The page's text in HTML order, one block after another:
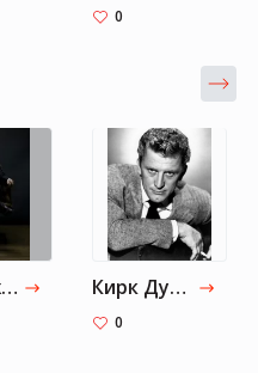
0
Джордж Кондо Кирк Дуглас
0